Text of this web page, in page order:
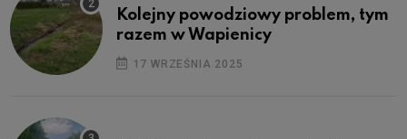
Kolejny powodziowy problem, tym
razem w Wapienicy
17 WRZEŚNIA 2025